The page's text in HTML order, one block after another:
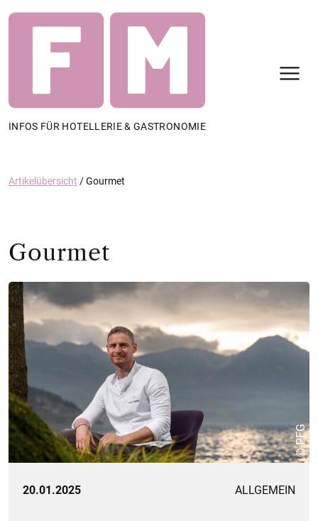
INFOS FÜR HOTELLERIE & GASTRONOMIE
Artikelübersicht /Gourmet
Gourmet
© PFG
20.01.2025 ALLGEMEIN